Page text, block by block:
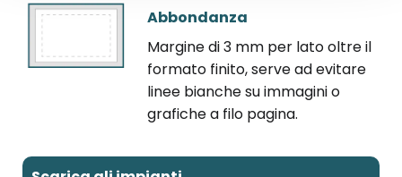
Abbondanza
Margine di 3 mm per lato oltre il
formato finito, serve ad evitare
linee bianche su immagini o
grafiche a filo pagina.